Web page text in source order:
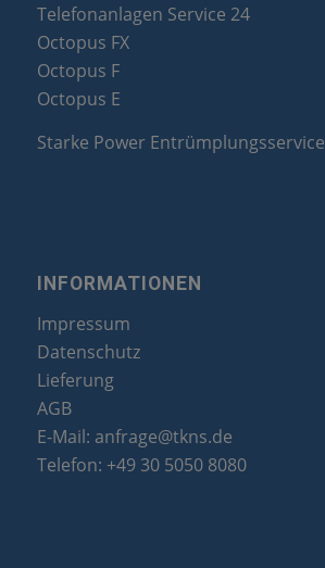
Telefonanlagen Service 24
Octopus FX
Octopus F
Octopus E
Starke Power Entrümplungsservice
INFORMATIONEN
Impressum
Datenschutz
Lieferung
AGB
E-Mail: anfrage@tkns.de
Telefon: +49 30 5050 8080